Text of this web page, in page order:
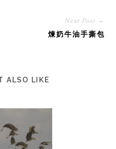
Next Post →
煉奶牛油手撕包
ALSO LIKE